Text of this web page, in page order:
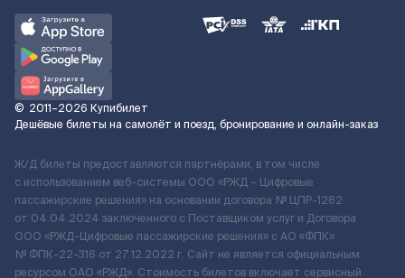
© 2011–2026 Купибилет
Дешёвые билеты на самолёт и поезд, бронирование и онлайн-заказ
Ж/Д билеты предоставляются партнёрами, в том числе
с использованием веб-системы ООО «РЖД – Цифровые
пассажирские решения» на основании договора № ЦПР-1282
от 04.04.2024 заключенного с Поставщиком услуг и Договора
ООО «РЖД-Цифровые пассажирские решения» c АО «ФПК»
№ ФПК-22-316 от 27.12.2022 г. Сайт не является официальным
ресурсом ОАО «РЖД». Стоимость билетов включает сервисный